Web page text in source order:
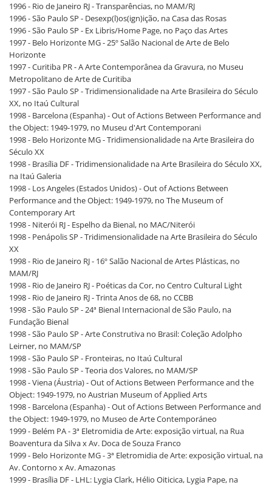
1996 - Rio de Janeiro RJ - Transparências, no MAM/RJ
1996 - São Paulo SP - Desexp(l)os(ign)ição, na Casa das Rosas
1996 - São Paulo SP - Ex Libris/Home Page, no Paço das Artes
1997 - Belo Horizonte MG - 25º Salão Nacional de Arte de Belo
Horizonte
1997 - Curitiba PR - A Arte Contemporânea da Gravura, no Museu
Metropolitano de Arte de Curitiba
1997 - São Paulo SP - Tridimensionalidade na Arte Brasileira do Século
XX, no Itaú Cultural
1998 - Barcelona (Espanha) - Out of Actions Between Performance and
the Object: 1949-1979, no Museu d'Art Contemporani
1998 - Belo Horizonte MG - Tridimensionalidade na Arte Brasileira do
Século XX
1998 - Brasília DF - Tridimensionalidade na Arte Brasileira do Século XX,
na Itaú Galeria
1998 - Los Angeles (Estados Unidos) - Out of Actions Between
Performance and the Object: 1949-1979, no The Museum of
Contemporary Art
1998 - Niterói RJ - Espelho da Bienal, no MAC/Niterói
1998 - Penápolis SP - Tridimensionalidade na Arte Brasileira do Século
XX
1998 - Rio de Janeiro RJ - 16º Salão Nacional de Artes Plásticas, no
MAM/RJ
1998 - Rio de Janeiro RJ - Poéticas da Cor, no Centro Cultural Light
1998 - Rio de Janeiro RJ - Trinta Anos de 68, no CCBB
1998 - São Paulo SP - 24ª Bienal Internacional de São Paulo, na
Fundação Bienal
1998 - São Paulo SP - Arte Construtiva no Brasil: Coleção Adolpho
Leirner, no MAM/SP
1998 - São Paulo SP - Fronteiras, no Itaú Cultural
1998 - São Paulo SP - Teoria dos Valores, no MAM/SP
1998 - Viena (Áustria) - Out of Actions Between Performance and the
Object: 1949-1979, no Austrian Museum of Applied Arts
1998 - Barcelona (Espanha) - Out of Actions Between Performance and
the Object: 1949-1979, no Museo de Arte Contemporáneo
1999 - Belém PA - 3ª Eletromidia de Arte: exposição virtual, na Rua
Boaventura da Silva x Av. Doca de Souza Franco
1999 - Belo Horizonte MG - 3ª Eletromidia de Arte: exposição virtual, na
Av. Contorno x Av. Amazonas
1999 - Brasília DF - LHL: Lygia Clark, Hélio Oiticica, Lygia Pape, na